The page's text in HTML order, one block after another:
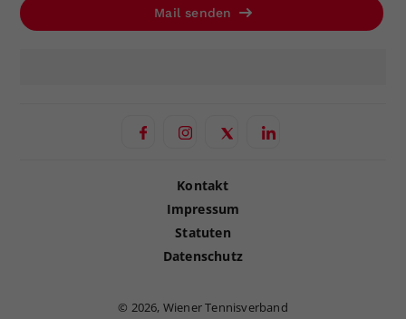
Mail senden
Kontakt
Impressum
Statuten
Datenschutz
© 2026, Wiener Tennisverband